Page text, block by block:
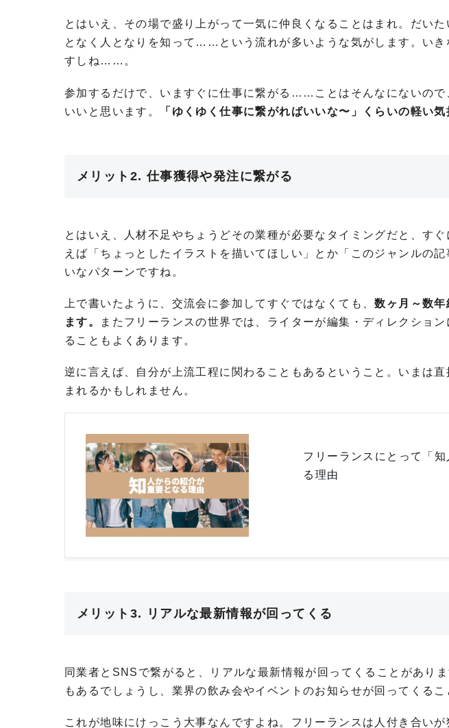
とはいえ、その場で盛り上がって一気に仲良くなることはまれ。だい
となく人となりを知って……という流れが多いような気がします。いき
すしね……。
参加するだけで、いますぐに仕事に繋がる……ことはそんなにないので
いいと思います。
「ゆくゆく仕事に繋がればいいな〜」くらいの軽い気
メリット2. 仕事獲得や発注に繋がる
とはいえ、人材不足やちょうどその業種が必要なタイミングだと、す
えば「ちょっとしたイラストを描いてほしい」とか「このジャンルの
いなパターンですね。
上で書いたように、交流会に参加してすぐではなくても、数ヶ月～数年
ます。
またフリーランスの世界では、ライターが編集・ディレクショ
ることもよくあります。
逆に言えば、自分が上流工程に関わることもあるということ。いまは
まれるかもしれません。
フリーランスにとって「
る理由
メリット3. リアルな最新情報が回ってくる
同業者とSNSで繋がると、リアルな最新情報が回ってくることがあり
もあるでしょうし、業界の飲み会やイベントのお知らせが回ってくるこ
これが地味にけっこう大事なんですよね。フリーランスは人付き合い